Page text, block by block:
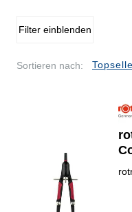
Filter einblenden
Sortieren nach: